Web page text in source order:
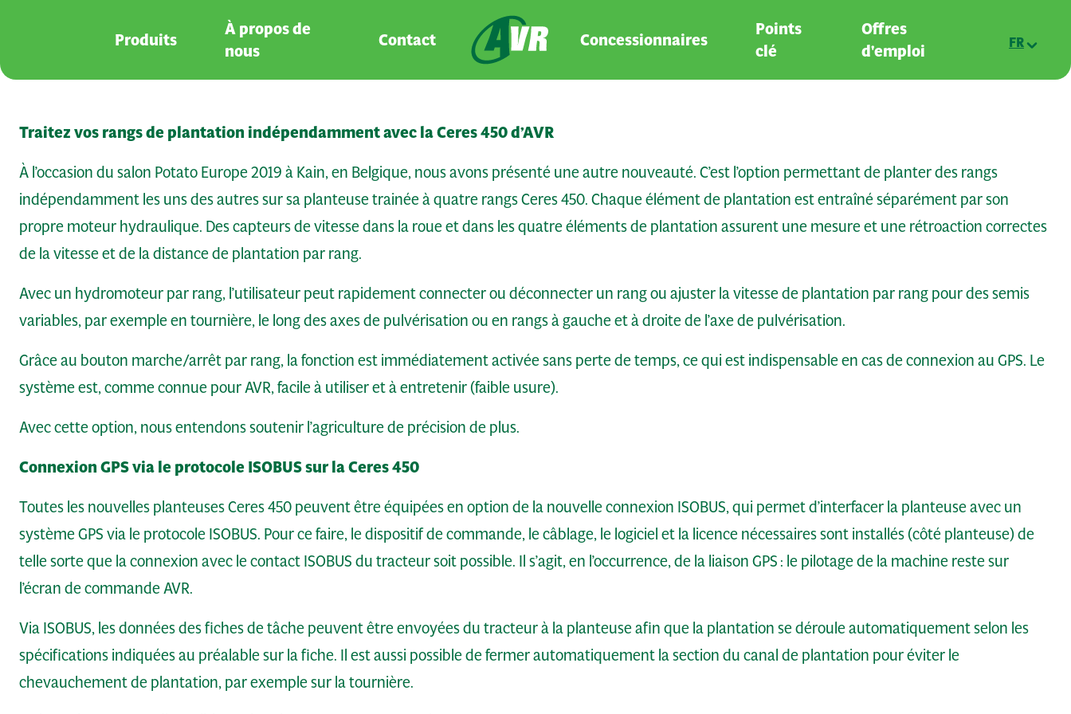
Produits
À propos de
nous
Contact Concessionnaires
Points
clé
Offres
d'emploi
FR
Traitez vos rangs de plantation indépendamment avec la Ceres 450 d’AVR
À l’occasion du salon Potato Europe 2019 à Kain, en Belgique, nous avons présenté une autre nouveauté. C’est l’option permettant de planter des rangs
indépendamment les uns des autres sur sa planteuse trainée à quatre rangs Ceres 450. Chaque élément de plantation est entraîné séparément par son
propre moteur hydraulique. Des capteurs de vitesse dans la roue et dans les quatre éléments de plantation assurent une mesure et une rétroaction correctes
de la vitesse et de la distance de plantation par rang.
Avec un hydromoteur par rang, l’utilisateur peut rapidement connecter ou déconnecter un rang ou ajuster la vitesse de plantation par rang pour des semis
variables, par exemple en tournière, le long des axes de pulvérisation ou en rangs à gauche et à droite de l’axe de pulvérisation.
Grâce au bouton marche/arrêt par rang, la fonction est immédiatement activée sans perte de temps, ce qui est indispensable en cas de connexion au GPS. Le
système est, comme connue pour AVR, facile à utiliser et à entretenir (faible usure).
Avec cette option, nous entendons soutenir l’agriculture de précision de plus.
Connexion GPS via le protocole ISOBUS sur la Ceres 450
Toutes les nouvelles planteuses Ceres 450 peuvent être équipées en option de la nouvelle connexion ISOBUS, qui permet d’interfacer la planteuse avec un
système GPS via le protocole ISOBUS. Pour ce faire, le dispositif de commande, le câblage, le logiciel et la licence nécessaires sont installés (côté planteuse) de
telle sorte que la connexion avec le contact ISOBUS du tracteur soit possible. Il s’agit, en l’occurrence, de la liaison GPS : le pilotage de la machine reste sur
l’écran de commande AVR.
Via ISOBUS, les données des fiches de tâche peuvent être envoyées du tracteur à la planteuse afin que la plantation se déroule automatiquement selon les
spécifications indiquées au préalable sur la fiche. Il est aussi possible de fermer automatiquement la section du canal de plantation pour éviter le
chevauchement de plantation, par exemple sur la tournière.